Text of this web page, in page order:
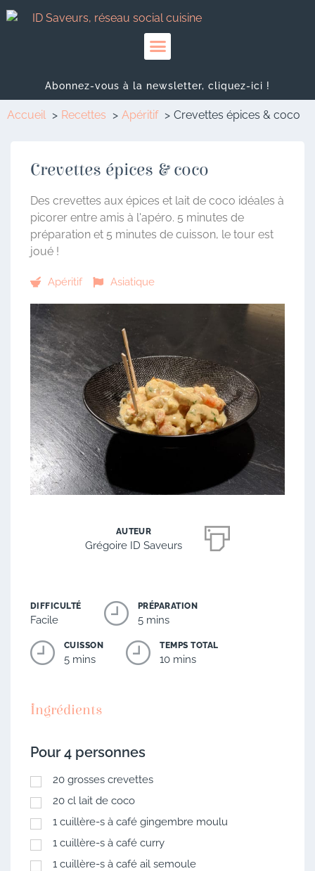
Abonnez-vous à la newsletter, cliquez-ici !
Accueil Recettes Apéritif Crevettes épices & coco
Crevettes épices & coco
Des crevettes aux épices et lait de coco idéales à
picorer entre amis à l'apéro. 5 minutes de
préparation et 5 minutes de cuisson, le tour est
joué !
Apéritif Asiatique
AUTEUR
Grégoire ID Saveurs
DIFFICULTÉ
Facile
PRÉPARATION
5 mins
CUISSON
5 mins
TEMPS TOTAL
10 mins
Ingrédients
Pour 4 personnes
20 grosses crevettes
20 cl lait de coco
1 cuillère-s à café gingembre moulu
1 cuillère-s à café curry
1 cuillère-s à café ail semoule